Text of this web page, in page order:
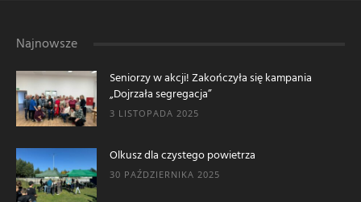
Najnowsze
Seniorzy w akcji! Zakończyła się kampania
„Dojrzała segregacja”
3 LISTOPADA 2025
Olkusz dla czystego powietrza
30 PAŹDZIERNIKA 2025